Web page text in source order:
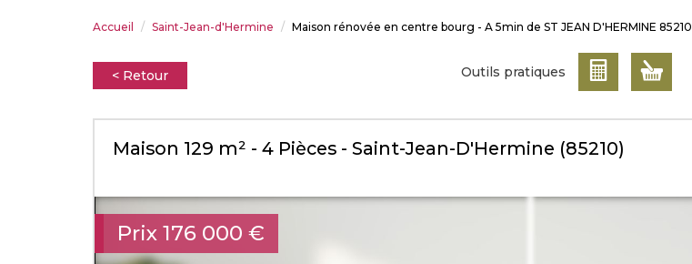
Accueil Saint-Jean-d'Hermine Maison rénovée en centre bourg - A 5min de ST JEAN D'HERMINE 85210
< Retour Outils pratiques
Maison 129 m² - 4 Pièces - Saint-Jean-D'Hermine (85210)
Prix 176 000 €